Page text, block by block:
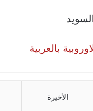
بالعربية
الأخيرة